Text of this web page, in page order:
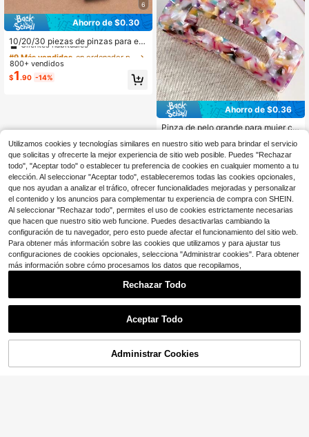
6
Ahorro de $0.30
10/20/30 piezas de pinzas para el
cabello cuadradas pequeñas y ond
uladas, disponibles en negro, blanc
o y marrón, accesorios para el cabe
llo adecuados para la escuela y la u
#9 Más vendidos
en ordenador personal Accesorios para el cabello d
Clientes habituales
#9 Más vendidos
Clientes habituales
#9 Más vendidos
Clientes habituales
#9 Más vendidos
en ordenador personal Accesorios para el cabello d
800+ vendidos
$1 .90 -14%
Ahorro de $0.36
Pinza de pelo grande para mujer co
colorido acrílico, adecuada para ca
bello grueso y fino, accesorio de ca
bello con agarre fuerte, pinzas de g
arra para la playa
$ 2.74 -12%
¡9% DE DESCUENTO! AÑADIR A LA BOLSA
Utilizamos cookies y tecnologías similares en nuestro sitio web para brindar el servicio
que solicitas y ofrecerte la mejor experiencia de sitio web posible. Puedes "Rechazar
todo", "Aceptar todo" o establecer tu preferencia de cookies en cualquier momento a tu
elección. Al seleccionar "Aceptar todo", estableceremos todas las cookies opcionales,
que nos ayudan a analizar el tráfico, ofrecer funcionalidades mejoradas y personalizar
el contenido y los anuncios para complementar tu experiencia de compra con SHEIN.
Al seleccionar "Rechazar todo", permites el uso de cookies estrictamente necesarias
que hacen que nuestro sitio web funcione. Puedes desactivarlas cambiando la
configuración de tu navegador, pero esto puede afectar el funcionamiento del sitio web.
Para obtener más información sobre las cookies que utilizamos y para ajustar tus
configuraciones de cookies opcionales, selecciona "Administrar cookies". Para obtener
más información sobre cómo procesamos los datos que recopilamos,
Rechazar Todo
Aceptar Todo
Administrar Cookies